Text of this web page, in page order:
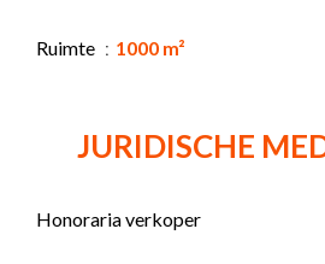
Ruimte 1000 m²
JURIDISCHE
Honoraria verkoper